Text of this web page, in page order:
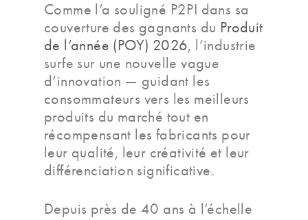
Comme l’a souligné P2PI dans sa
couverture des gagnants du Produit
de l’année (POY) 2026, l’industrie
surfe sur une nouvelle vague
d’innovation — guidant les
consommateurs vers les meilleurs
produits du marché tout en
récompensant les fabricants pour
leur qualité, leur créativité et leur
différenciation significative.
Depuis près de 40 ans à l’échelle